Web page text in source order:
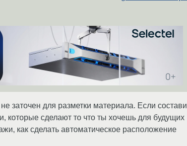
заточен для разметки материала. Если
которые сделают то что ты хочешь для будущих
как сделать автоматическое расположение